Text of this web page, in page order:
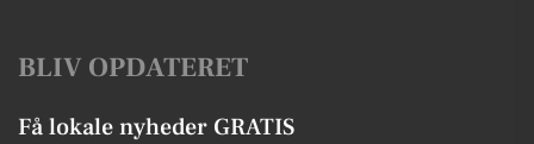
BLIV OPDATERET
Få lokale nyheder GRATIS